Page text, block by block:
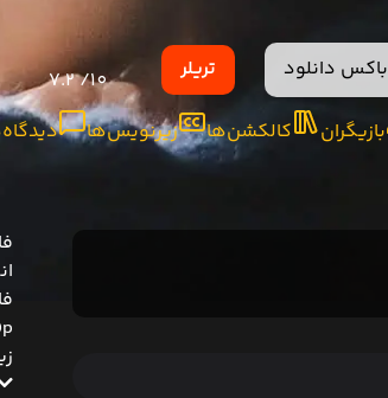
باکس دانلود تریلر 10/
7.2
بازیگران کالکشن‌ها زیرنویس‌ها